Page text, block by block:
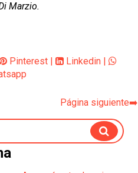
Marzio.
Pinterest Linkedin
Página siguiente➡️